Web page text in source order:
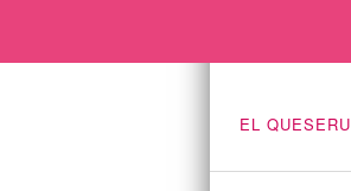
EL QUESERU